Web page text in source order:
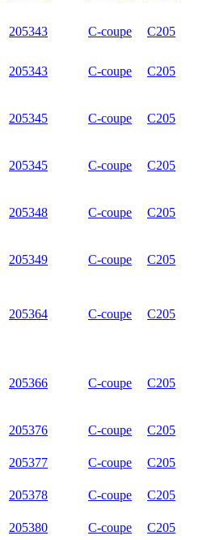
205343 C-coupe C205
205343 C-coupe C205
205345 C-coupe C205
205345 C-coupe C205
205348 C-coupe C205
205349 C-coupe C205
205364 C-coupe C205
205366 C-coupe C205
205376 C-coupe C205
205377 C-coupe C205
205378 C-coupe C205
205380 C-coupe C205